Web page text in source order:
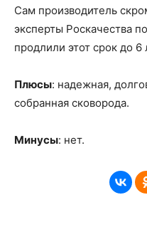
Сам производитель
эксперты Роскачества
продлили этот срок до 6
Плюсы: надежная,
собранная сковорода.
Минусы: нет.